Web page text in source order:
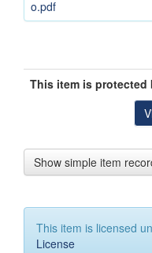
o.pdf
This item is
Show simple item
This item is licensed
License